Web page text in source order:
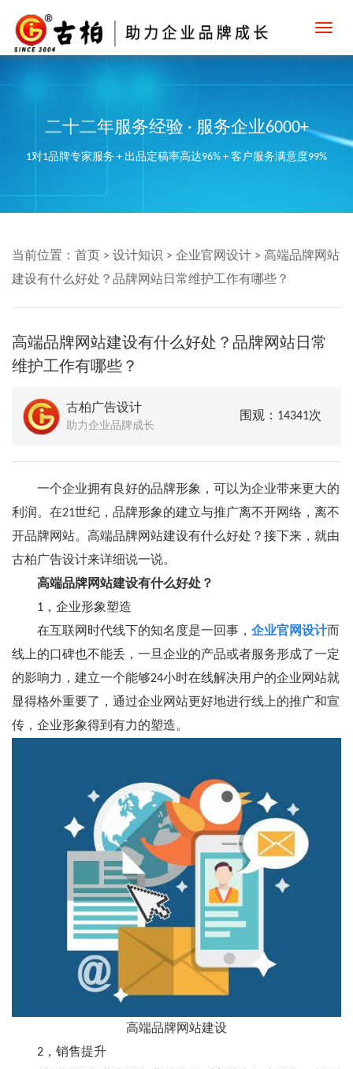
二十二年服务经验 · 服务企业6000+
1对1品牌专家服务 + 出品定稿率高达96% + 客户服务满意度99%
当前位置： 首页 > 设计知识 > 企业官网设计 > 高端品牌网站
建设有什么好处？品牌网站日常维护工作有哪些？
高端品牌网站建设有什么好处？品牌网站日常
维护工作有哪些？
古柏广告设计
助力企业品牌成长
围观：14341次
一个企业拥有良好的品牌形象，可以为企业带来更大的
利润。在21世纪，品牌形象的建立与推广离不开网络，离不
开品牌网站。高端品牌网站建设有什么好处？接下来，就由
古柏广告设计来详细说一说。
高端品牌网站建设有什么好处？
1，企业形象塑造
在互联网时代线下的知名度是一回事， 企业官网设计而
线上的口碑也不能丢，一旦企业的产品或者服务形成了一定
的影响力，建立一个能够24小时在线解决用户的企业网站就
显得格外重要了，通过企业网站更好地进行线上的推广和宣
传，企业形象得到有力的塑造。
高端品牌网站建设
2，销售提升